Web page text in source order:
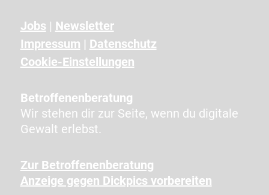
z
e
i
t
e
n
i
c
Jobs | Newsletter
Impressum | Datenschutz
Cookie-Einstellungen
Betroffenenberatung
Wir stehen dir zur Seite, wenn du digitale
Gewalt erlebst.
Zur Betroffenenberatung
Anzeige gegen Dickpics vorbereiten